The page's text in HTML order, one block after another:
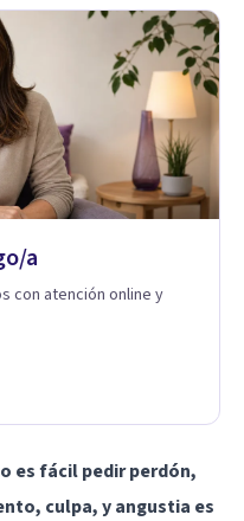
a
con atención online y
es fácil pedir perdón,
culpa, y angustia es